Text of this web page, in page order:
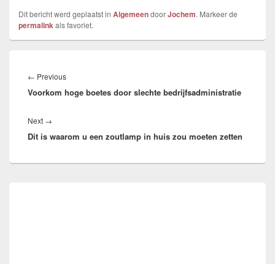
Dit bericht werd geplaatst in AlgemeendoorJochem. Markeer de
permalinkals favoriet.
navigatie
← PreviousPrevious
post:
Voorkom hoge boetes door slechte bedrijfsadministratie
Next →
post:
Dit is waarom u een zoutlamp in huis zou moeten zetten